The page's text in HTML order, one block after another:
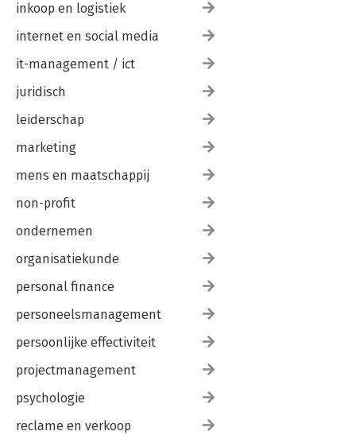
inkoop en logistiek
internet en social media
it-management / ict
juridisch
leiderschap
marketing
mens en maatschappij
non-profit
ondernemen
organisatiekunde
personal finance
personeelsmanagement
persoonlijke effectiviteit
projectmanagement
psychologie
reclame en verkoop